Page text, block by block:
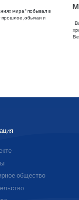
мира" побывал в
прошлое, обычаи и
общество